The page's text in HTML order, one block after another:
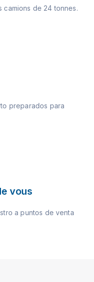
camions de 24 tonnes.
preparados para
vous
a puntos de venta